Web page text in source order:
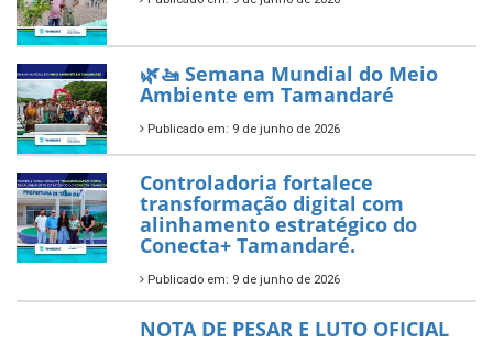
Publicado em: 10 de junho de 2026
novos investimentos para
fortalecer a saúde pública do
município.
Publicado em: 10 de junho de 2026
Prefeitura de Tamandaré abre
inscrições para o Festival
Multicultural PNAB 2026
Publicado em: 9 de junho de 2026
🌳🌱 Projeto Arborização Urbana!